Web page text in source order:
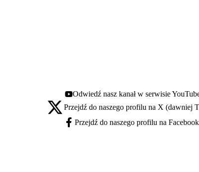
Youtube - otwiera się w nowej karcie
Odwiedź nasz kanał w serwisie
X - otwiera się w nowej karcie
Przejdź do naszego profilu na X (dawniej
Facebook - otwiera się w nowej karcie
Przejdź do naszego profilu na